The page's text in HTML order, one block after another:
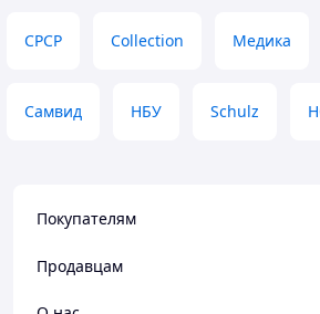
СРСР Collection Медика
Самвид НБУ Schulz
Покупателям
Продавцам